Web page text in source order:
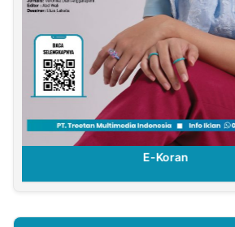
E-Koran